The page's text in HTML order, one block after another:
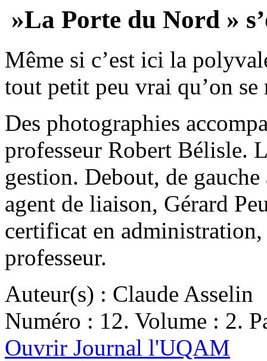
»La Porte du Nord »
Même si c’est ici la
tout petit peu vrai qu’on
Des photographies
professeur Robert Bélisle.
gestion. Debout, de
agent de liaison, Gérard
certificat en administration,
professeur.
Auteur(s) : Claude Asselin
Numéro : 12. Volume : 2.
Ouvrir Journal l'UQAM